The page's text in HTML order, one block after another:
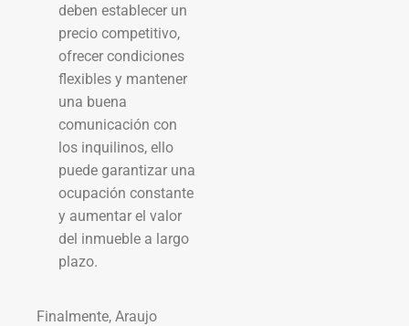
deben establecer un
precio competitivo,
ofrecer condiciones
flexibles y mantener
una buena
comunicación con
los inquilinos, ello
puede garantizar una
ocupación constante
y aumentar el valor
del inmueble a largo
plazo.
Finalmente, Araujo